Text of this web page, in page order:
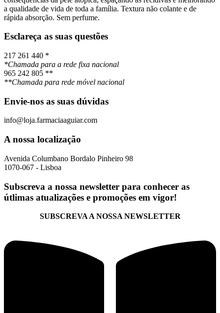
a qualidade de vida de toda a família. Textura não colante e de
rápida absorção. Sem perfume.
Esclareça as suas questões
217 261 440 *
*Chamada para a rede fixa nacional
965 242 805 **
**Chamada para rede móvel nacional
Envie-nos as suas dúvidas
info@loja.farmaciaaguiar.com
A nossa localização
Avenida Columbano Bordalo Pinheiro 98
1070-067 - Lisboa
Subscreva a nossa newsletter para conhecer as
útlimas atualizações e promoções em vigor!
SUBSCREVA A NOSSA NEWSLETTER